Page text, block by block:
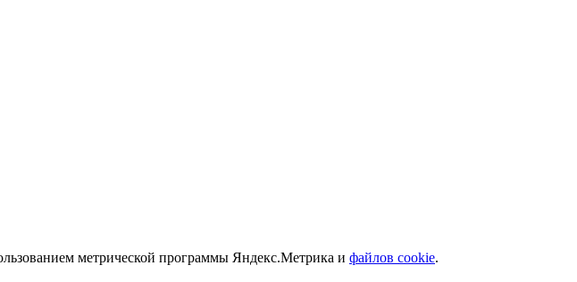
метрической программы Яндекс.Метрика и файлов cookie.